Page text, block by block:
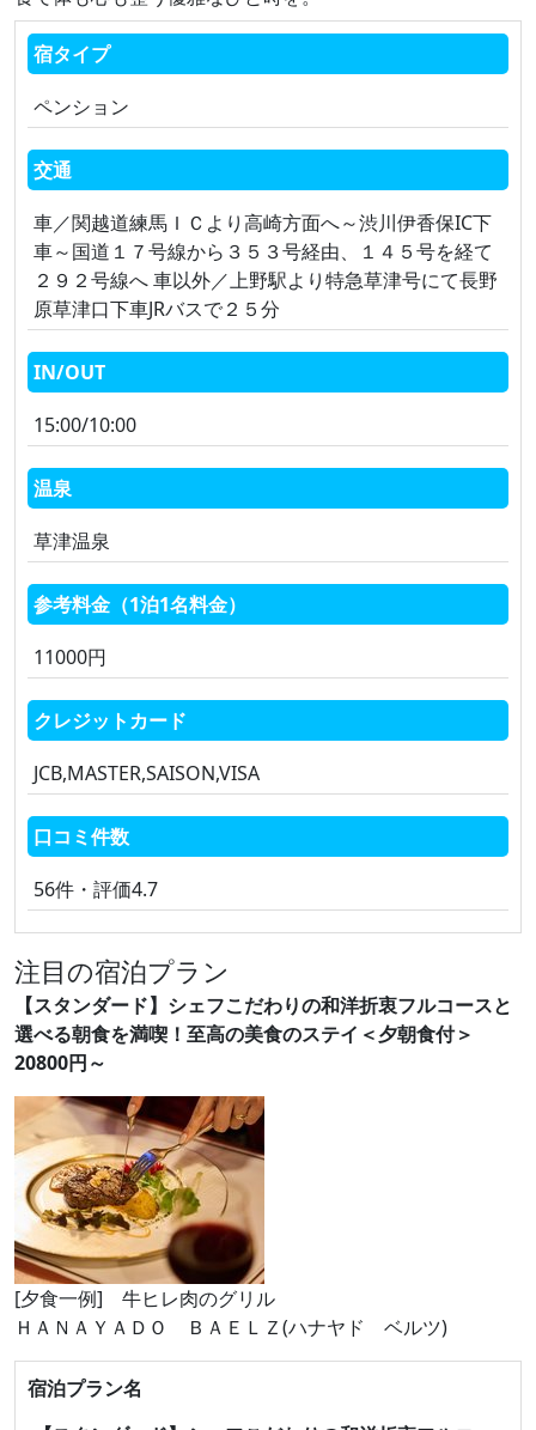
宿タイプ
ペンション
交通
車／関越道練馬ＩＣより高崎方面へ～渋川伊香保IC下
車～国道１７号線から３５３号経由、１４５号を経て
２９２号線へ 車以外／上野駅より特急草津号にて長野
原草津口下車JRバスで２５分
IN/OUT
15:00/10:00
温泉
草津温泉
参考料金（1泊1名料金）
11000円
クレジットカード
JCB,MASTER,SAISON,VISA
口コミ件数
56件・評価4.7
注目の宿泊プラン
【スタンダード】シェフこだわりの和洋折衷フルコースと
選べる朝食を満喫！至高の美食のステイ＜夕朝食付＞
20800円～
[夕食一例] 牛ヒレ肉のグリル
ＨＡＮＡＹＡＤＯ ＢＡＥＬＺ(ハナヤド ベルツ)
宿泊プラン名